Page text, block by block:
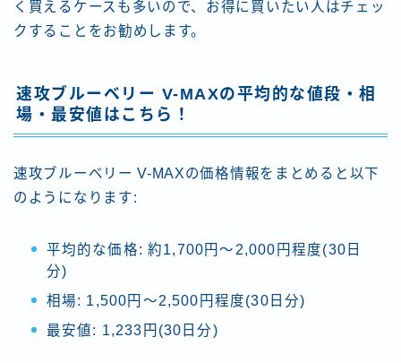
く買えるケースも多いので、お得に買いたい人はチェッ
クすることをお勧めします。
速攻ブルーベリー V-MAXの平均的な値段・相
場・最安値はこちら！
速攻ブルーベリー V-MAXの価格情報をまとめると以下
のようになります:
平均的な価格: 約1,700円〜2,000円程度(30日
分)
相場: 1,500円〜2,500円程度(30日分)
最安値: 1,233円(30日分)